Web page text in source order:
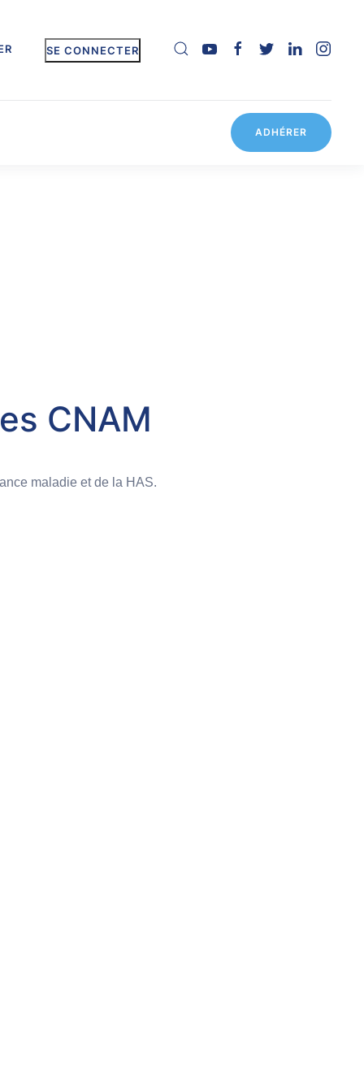
SE CONNECTER
ADHÉRER
CNAM
maladie et de la HAS.